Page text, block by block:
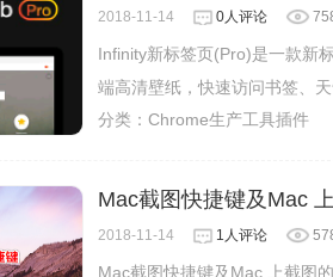
2018-11-14 0人评论
Infinity新标签页(Pro)是一款新
端高清壁纸，快速访问书签、
分类： Chrome生产工具插件
Mac截图快捷键及Mac
2018-11-14 1人评论
Mac截图快捷键及Mac 上截图